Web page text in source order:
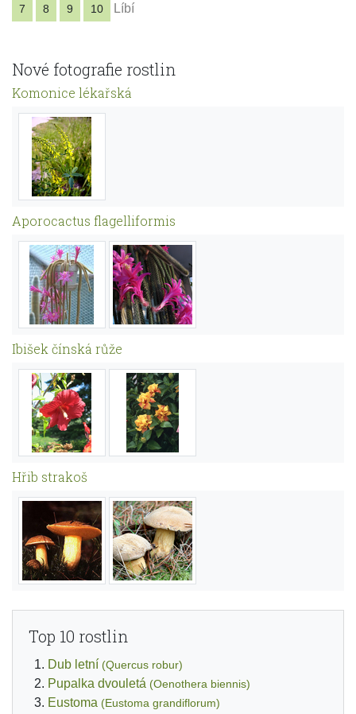
7
8 9 10 Líbí
Nové fotografie rostlin
Komonice lékařská
Aporocactus flagelliformis
Ibišek čínská růže
Hřib strakoš
Top 10 rostlin
Dub letní (Quercus robur)
Pupalka dvouletá (Oenothera biennis)
Eustoma (Eustoma grandiflorum)